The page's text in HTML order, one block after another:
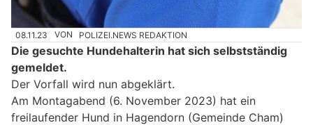
08.11.23 VON POLIZEI.NEWS REDAKTION
Die gesuchte Hundehalterin hat sich selbstständig
gemeldet.
Der Vorfall wird nun abgeklärt.
Am Montagabend (6. November 2023) hat ein
freilaufender Hund in Hagendorn (Gemeinde Cham)